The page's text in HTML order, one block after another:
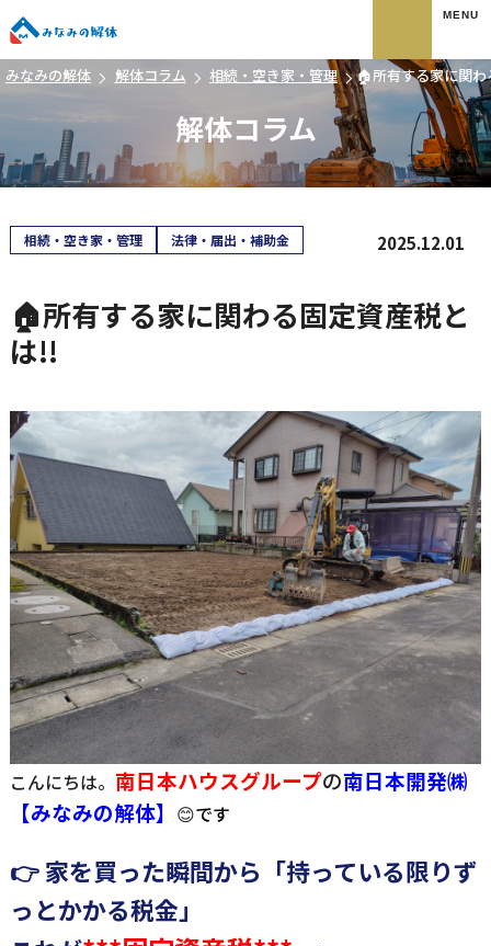
みなみの解体 解体コラム 相続・空き家・管理 🏠所有する家に関
解体コラム
相続・空き家・管理 法律・届出・補助金 2025.12.01
🏠所有する家に関わる固定資産税と
は!!
こんにちは。 南日本ハウスグループの南日本開発㈱
【みなみの解体】 😊です
👉 家を買った瞬間から「持っている限りず
っとかかる税金」